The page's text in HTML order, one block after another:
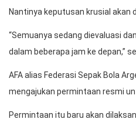
Nantinya keputusan krusial akan
“Semuanya sedang dievaluasi
dalam beberapa jam ke depan,”
AFA alias Federasi Sepak Bola
mengajukan permintaan resmi
Permintaan itu baru akan